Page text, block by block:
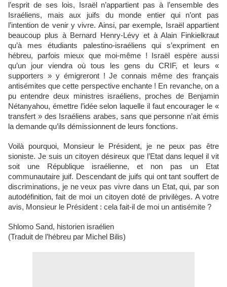
l’esprit de ses lois, Israël n’appartient pas à l’ensemble des
Israéliens, mais aux juifs du monde entier qui n’ont pas
l’intention de venir y vivre. Ainsi, par exemple, Israël appartient
beaucoup plus à Bernard Henry-Lévy et à Alain Finkielkraut
qu’à mes étudiants palestino-israéliens qui s’expriment en
hébreu, parfois mieux que moi-même ! Israël espère aussi
qu’un jour viendra où tous les gens du CRIF, et leurs «
supporters » y émigreront ! Je connais même des français
antisémites que cette perspective enchante ! En revanche, on a
pu entendre deux ministres israéliens, proches de Benjamin
Nétanyahou, émettre l’idée selon laquelle il faut encourager le «
transfert » des Israéliens arabes, sans que personne n’ait émis
la demande qu’ils démissionnent de leurs fonctions.
Voilà pourquoi, Monsieur le Président, je ne peux pas être
sioniste. Je suis un citoyen désireux que l’Etat dans lequel il vit
soit une République israélienne, et non pas un Etat
communautaire juif. Descendant de juifs qui ont tant souffert de
discriminations, je ne veux pas vivre dans un Etat, qui, par son
autodéfinition, fait de moi un citoyen doté de privilèges. A votre
avis, Monsieur le Président : cela fait-il de moi un antisémite ?
Shlomo Sand, historien israélien
(Traduit de l’hébreu par Michel Bilis)